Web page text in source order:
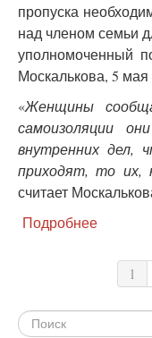
пропуска
над членом семьи
уполномоченный
Москалькова, 5
«Женщины
самоизоляции
внутренних дел,
приходят, то их,
считает
Подробнее
жертва
насилия
может
1
Форма